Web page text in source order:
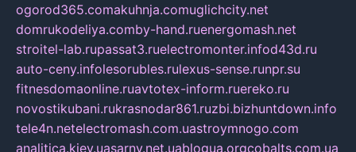
ogorod365.comakuhnja.comuglichcity.net
domrukodeliya.comby-hand.ruenergomash.net
stroitel-lab.rupassat3.ruelectromonter.infod43d.ru
auto-ceny.infolesorubles.rulexus-sense.runpr.su
fitnesdomaonline.ruavtotex-inform.ruereko.ru
novostikubani.rukrasnodar861.ruzbi.bizhuntdown.info
tele4n.netelectromash.com.uastroymnogo.com
analitica.kiev.uasarny.net.uablogua.orgcobalts.com.ua